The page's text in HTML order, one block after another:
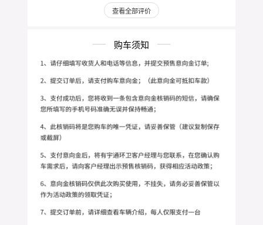
查看全部评价
购车须知